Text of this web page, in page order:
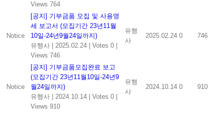
Views 764
Notice
[공지] 기부금품 모집 및 사용명
세 보고서 (모집기간 23년11월
10일-24년9월24일까지)
유행사
2025.02.24 Votes 0
Views 746
유행
사
2025.02.24 0 746
Notice
[공지] 기부금품모집완료 보고
(모집기간 23년11월10일-24년9
월24일까지)
유행사
2024.10.14 Votes 0
Views 910
유행
사
2024.10.14 0 910